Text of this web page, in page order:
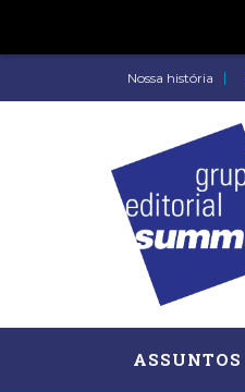
Nossa história
ASSUNTOS